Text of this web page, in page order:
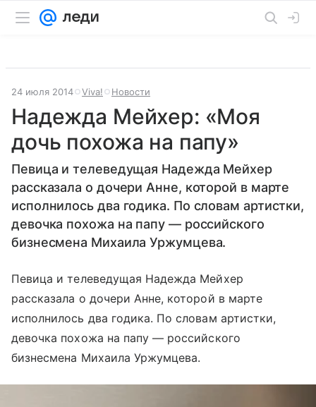
24 июля 2014 Viva! Новости
Надежда Мейхер: «Моя
дочь похожа на папу»
Певица и телеведущая Надежда Мейхер
рассказала о дочери Анне, которой в марте
исполнилось два годика. По словам артистки,
девочка похожа на папу — российского
бизнесмена Михаила Уржумцева.
Певица и телеведущая Надежда Мейхер
рассказала о дочери Анне, которой в марте
исполнилось два годика. По словам артистки,
девочка похожа на папу — российского
бизнесмена Михаила Уржумцева.